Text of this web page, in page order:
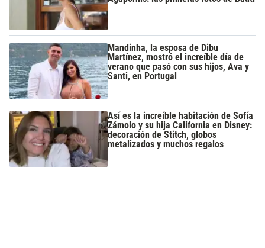
Mandinha, la esposa de Dibu
Martínez, mostró el increíble día de
verano que pasó con sus hijos, Ava y
Santi, en Portugal
Así es la increíble habitación de Sofía
Zámolo y su hija California en Disney:
decoración de Stitch, globos
metalizados y muchos regalos